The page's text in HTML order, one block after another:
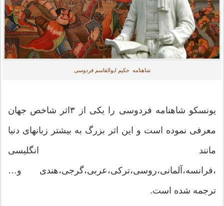
شاهنامه حکیم ابوالقاسم فردوسی
یونسکو شاهنامه فردوسی را یکی از ۳اثر شاخص جهان
معرفی نموده است و این اثر بزرگ به بیشتر زبانهای دنیا
مانند انگلیسی
،فرانسه،آلمانی،روسی،ترکی،عربی،گرجی،هندی و…
ترجمه شده است.